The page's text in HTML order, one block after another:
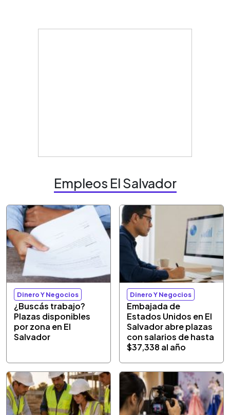
Empleos El Salvador
Dinero Y Negocios
¿Buscás trabajo?
Plazas disponibles
por zona en El
Salvador
Dinero Y Negocios
Embajada de
Estados Unidos en El
Salvador abre plazas
con salarios de hasta
$37,338 al año